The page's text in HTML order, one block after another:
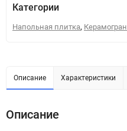
Категории
Напольная плитка,
Описание Характеристики
Описание